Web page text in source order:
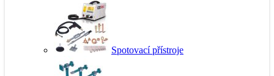
Spotovací přístroje